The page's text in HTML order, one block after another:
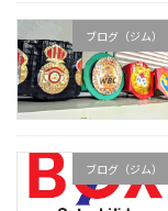
ブログ（ジム）
ブログ（ジム）